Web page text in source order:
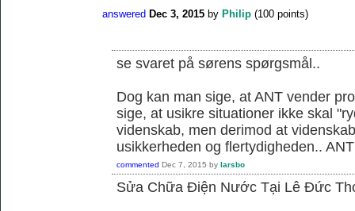
answered Dec 3, 2015 by Philip (100 points)
se svaret på sørens spørgsmål..
Dog kan man sige, at ANT vender
sige, at usikre situationer ikke skal
videnskab, men derimod at
usikkerheden og flertydigheden..
commented Dec 7, 2015 by larsbo
Sửa Chữa Điện Nước Tại Lê Đức